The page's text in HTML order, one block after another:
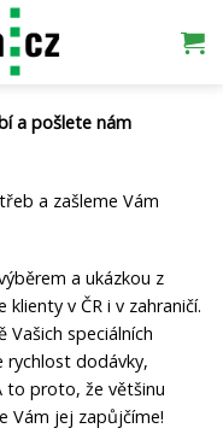
a pošlete nám
a zašleme Vám
a ukázkou z
v ČR i v zahraničí.
speciálních
rychlost dodávky,
to proto, že většinu
Vám jej zapůjčíme!